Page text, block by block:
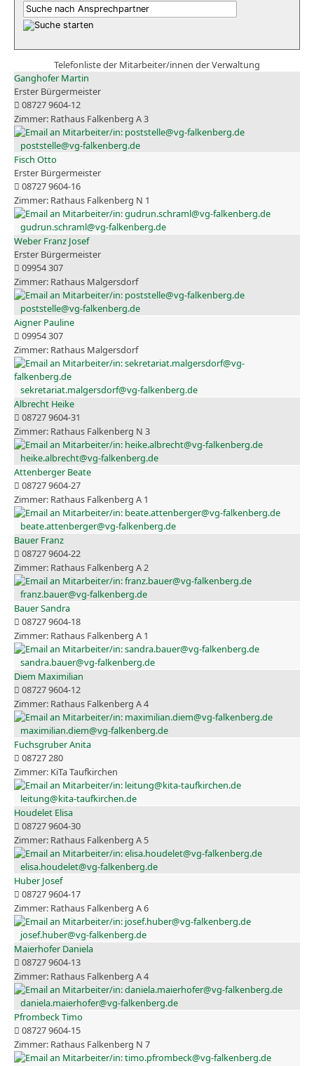
Telefonliste der Mitarbeiter/innen der Verwaltung
Ganghofer Martin
Erster Bürgermeister
08727 9604-12
Rathaus Falkenberg A 3
poststelle@vg-falkenberg.de
Fisch Otto
Erster Bürgermeister
08727 9604-16
Rathaus Falkenberg N 1
gudrun.schraml@vg-falkenberg.de
Weber Franz Josef
Erster Bürgermeister
09954 307
Rathaus Malgersdorf
poststelle@vg-falkenberg.de
Aigner Pauline
09954 307
Rathaus Malgersdorf
sekretariat.malgersdorf@vg-falkenberg.de
Albrecht Heike
08727 9604-31
Rathaus Falkenberg N 3
heike.albrecht@vg-falkenberg.de
Attenberger Beate
08727 9604-27
Rathaus Falkenberg A 1
beate.attenberger@vg-falkenberg.de
Bauer Franz
08727 9604-22
Rathaus Falkenberg A 2
franz.bauer@vg-falkenberg.de
Bauer Sandra
08727 9604-18
Rathaus Falkenberg A 1
sandra.bauer@vg-falkenberg.de
Diem Maximilian
08727 9604-12
Rathaus Falkenberg A 4
maximilian.diem@vg-falkenberg.de
Fuchsgruber Anita
08727 280
KiTa Taufkirchen
leitung@kita-taufkirchen.de
Houdelet Elisa
08727 9604-30
Rathaus Falkenberg A 5
elisa.houdelet@vg-falkenberg.de
Huber Josef
08727 9604-17
Rathaus Falkenberg A 6
josef.huber@vg-falkenberg.de
Maierhofer Daniela
08727 9604-13
Rathaus Falkenberg A 4
daniela.maierhofer@vg-falkenberg.de
Pfrombeck Timo
08727 9604-15
Rathaus Falkenberg N 7